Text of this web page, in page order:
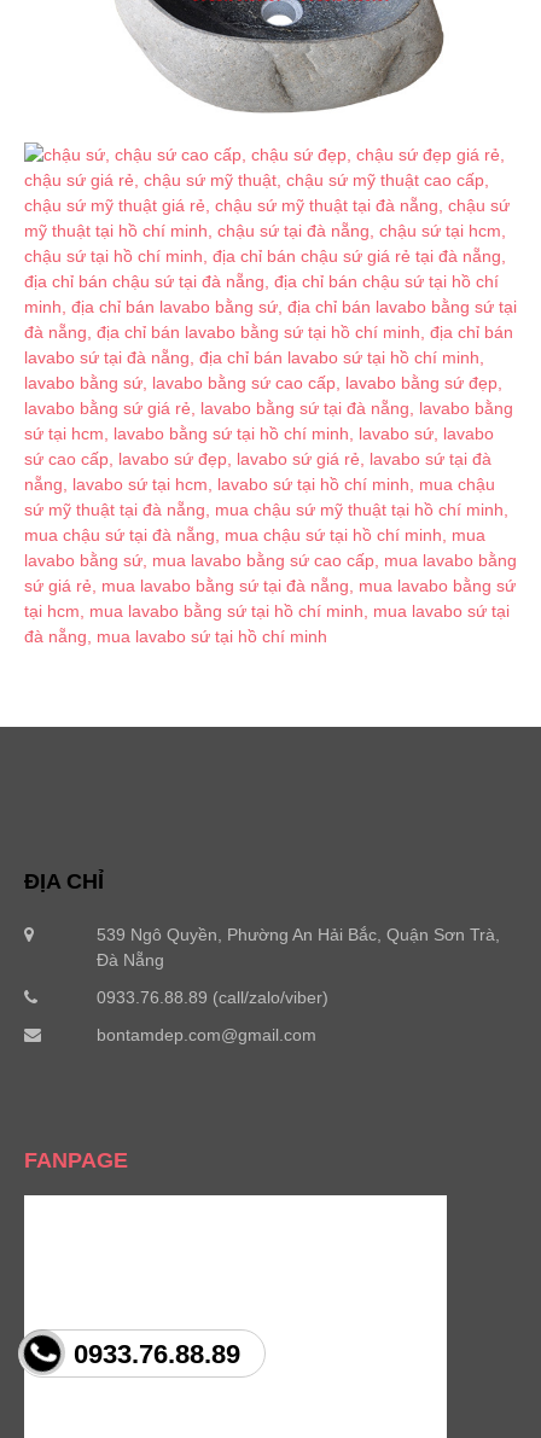
0933.76.88.89
ĐỊA CHỈ
539 Ngô Quyền, Phường An Hải Bắc, Quận Sơn Trà,
Đà Nẵng
0933.76.88.89 (call/zalo/viber)
bontamdep.com@gmail.com
FANPAGE